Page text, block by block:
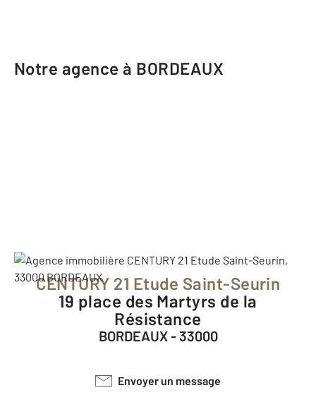
Notre agence à BORDEAUX
CENTURY 21 Etude Saint-Seurin
19 place des Martyrs de la
Résistance
BORDEAUX - 33000
Envoyer un message